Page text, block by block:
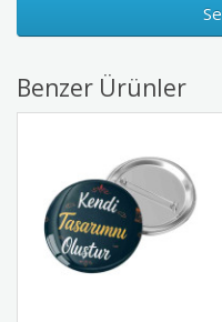
Benzer Ürünler